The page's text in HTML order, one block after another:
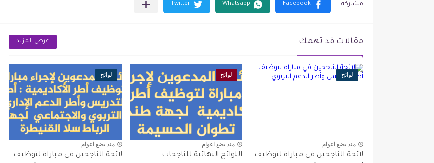
مقالات قد تهمك عرض المزيد
لوائح
منذ بضع اعوام
لائحة الناجحين في مباراة لتوظيف
لوائح
منذ بضع اعوام
اللوائح النهائية للناجحات
لوائح
منذ بضع اعوام
لائحة الناجحين في مباراة لتوظيف